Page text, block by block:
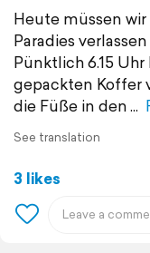
Heute müssen
Paradies verlassen
Pünktlich 6.15
gepackten Koffer
die Füße in den
See translation
3 likes